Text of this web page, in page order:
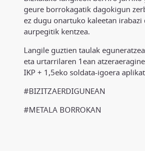
geure borrokagatik dagokigun
ez dugu onartuko kaleetan irabazi
aurpegitik kentzea.
Langile guztien taulak
eta urtarrilaren 1ean
IKP + 1,5eko soldata-igoera
#BIZITZAERDIGUNEAN
#METALA BORROKAN